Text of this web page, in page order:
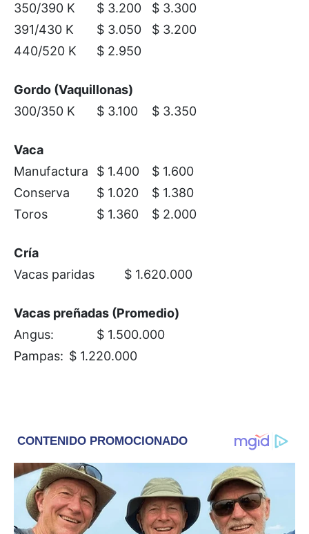
350/390 K
$ 3.200
$ 3.300
391/430 K
$ 3.050
$ 3.200
440/520 K
$ 2.950
Gordo (Vaquillonas)
300/350 K
$ 3.100 $ 3.350
Vaca
Manufactura
$ 1.400
$ 1.600
Conserva
$ 1.020
$ 1.380
Toros
$ 1.360 $ 2.000
Cría
Vacas paridas
$ 1.620.000
Vacas preñadas (Promedio)
Angus:
$ 1.500.000
Pampas: $ 1.220.000